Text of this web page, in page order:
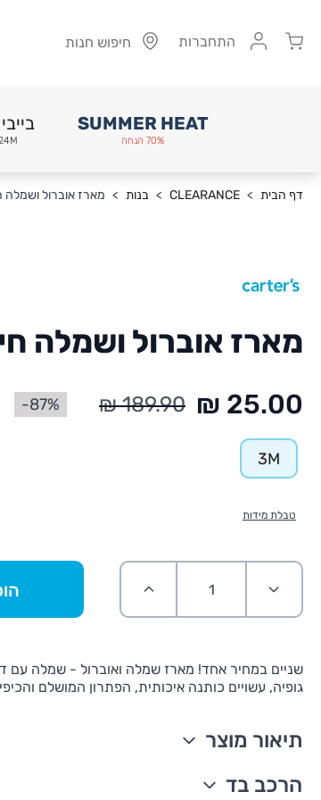
Cart התחברות חיפוש חנות
SUMMER HEAT
70% הנחה
דף הבית >
CLEARANCE
> בנות > מארז אוברול ושמלה
מארז אוברול ושמלה
87%-
3M
טבלת מידות
שניים במחיר אחד! מארז שמלה ואוברול - שמלה עם
גופיה, עשויים כותנה איכותית, הפתרון המושלם
תיאור מוצר
מארז 2 חלקים
הרכב בד